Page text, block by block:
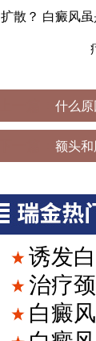
扩散？ 白癜风
什么原
额头
诱发
治疗
白癜